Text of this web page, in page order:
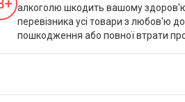
алкоголю шкодить вашому
перевізника усі товари з любов'ю
пошкодження або повної втрати